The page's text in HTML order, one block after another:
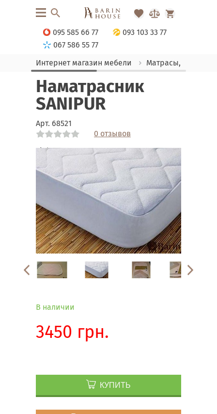
095 585 66 77
093 103 33 77
067 586 55 77
Интернет магазин мебели
Матрасы, текстиль
Наматрасник
SANIPUR
Арт. 68521
0 отзывов
Link
Link
Link
Link
Link
В наличии
3450 грн.
КУПИТЬ